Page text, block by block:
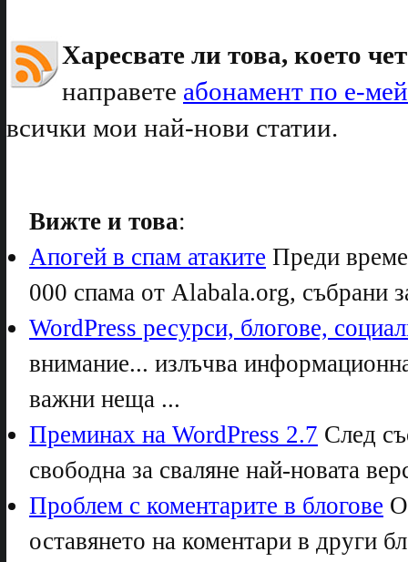
Харесвате ли това, което
направете абонамент по е-
всички мои най-нови статии.
Вижте и това:
Апогей в спам атаките Преди
000 спама от Alabala.org, събрани
WordPress ресурси, блогове,
внимание... излъчва
важни неща ...
Преминах на WordPress 2.7 След
свободна за сваляне най-новата
Проблем с коментарите в блогове
оставянето на коментари в други